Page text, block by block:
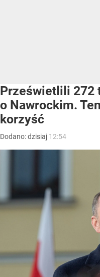
Prześwietlili 272
o Nawrockim.
korzyść
Dodano:dzisiaj 12:54